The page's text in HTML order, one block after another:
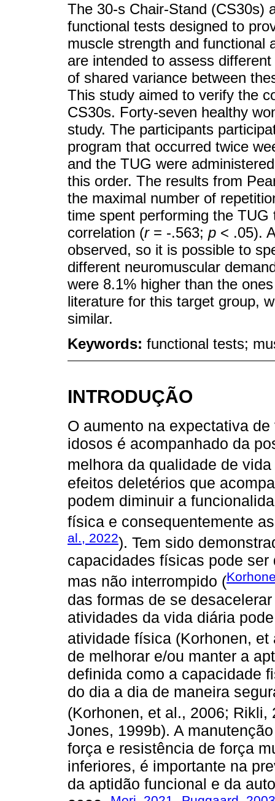
The 30-s Chair-Stand (CS30s)
functional tests designed to
muscle strength and functional
are intended to assess
of shared variance between
This study aimed to verify the
CS30s. Forty-seven healthy
study. The participants
program that occurred twice
and the TUG were
this order. The results from
the maximal number of
time spent performing the
correlation (r= -.563; p < .05).
observed, so it is possible to
different neuromuscular
were 8.1% higher than the
literature for this target group,
similar.
Keywords: functional tests;
INTRODUÇÃO
O aumento na expectativa
idosos é acompanhado da
melhora da qualidade de vida
efeitos deletérios que
podem diminuir a
física e consequentemente
al., 2022). Tem sido
capacidades físicas pode
mas não interrompido (
das formas de se
atividades da vida diária
atividade física (Korhonen,
de melhorar e/ou manter a
definida como a capacidade
do dia a dia de maneira
(Korhonen, et al., 2006;
Jones, 1999b). A
força e resistência de força
inferiores, é importante na
da aptidão funcional e da